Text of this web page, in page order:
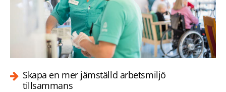
Skapa en mer jämställd arbetsmiljö
tillsammans